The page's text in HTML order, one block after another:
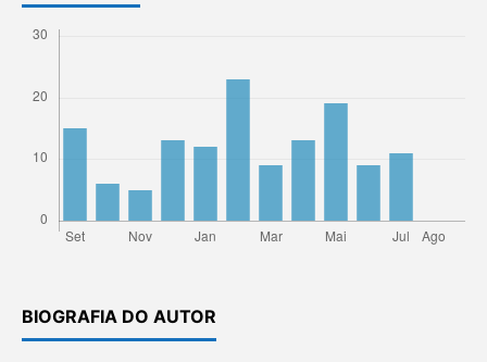
BIOGRAFIA DO AUTOR